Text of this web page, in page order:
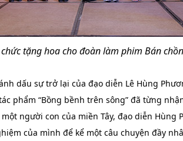
tặng hoa cho đoàn làm phim Bán
dấu sự trở lại của đạo diễn Lê Hùng
phẩm “Bồng bềnh trên sông” đã từng
người con của miền Tây, đạo diễn Hùng
của mình để kể một câu chuyện đầy